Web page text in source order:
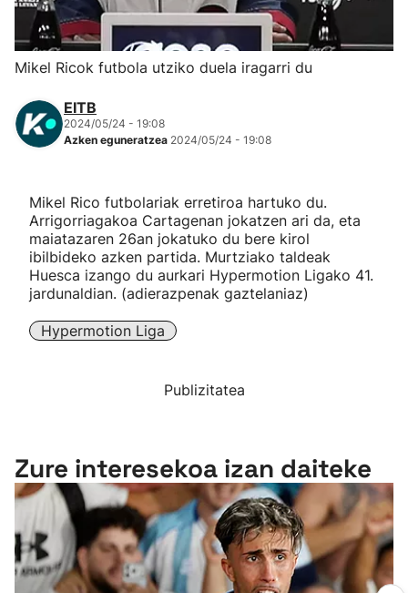
Herri-kirolak
Eskubaloia
Kirolak 360
Mendi-lasterketak
Kirol gehiago
"Helmuga"
Mikel Ricok futbola utziko duela iragarri du
EITB
2024/05/24 - 19:08
Azken eguneratzea 2024/05/24 - 19:08
Mikel Rico futbolariak erretiroa hartuko du.
Arrigorriagakoa Cartagenan jokatzen ari da, eta
maiatazaren 26an jokatuko du bere kirol
ibilbideko azken partida. Murtziako taldeak
Huesca izango du aurkari Hypermotion Ligako 41.
jardunaldian. (adierazpenak gaztelaniaz)
Hypermotion Liga
Publizitatea
Zure interesekoa izan daiteke